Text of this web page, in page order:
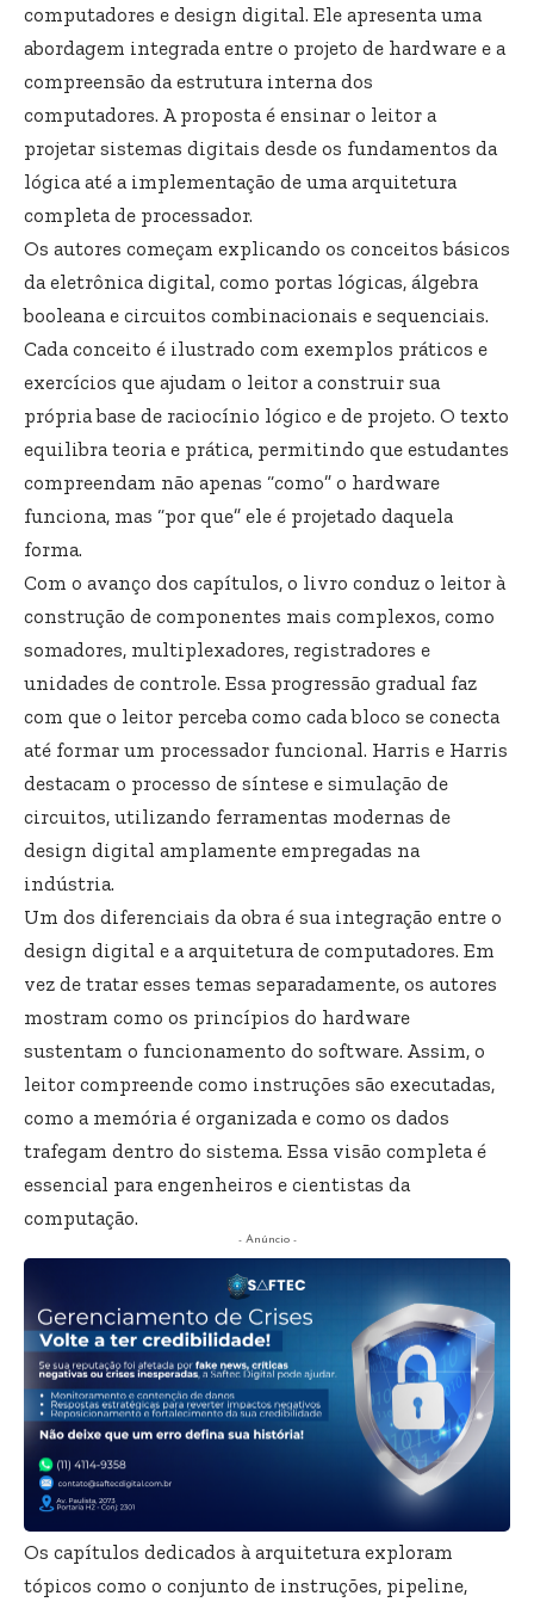
computadores e design digital. Ele apresenta uma
abordagem integrada entre o projeto de hardware e a
compreensão da estrutura interna dos
computadores. A proposta é ensinar o leitor a
projetar sistemas digitais desde os fundamentos da
lógica até a implementação de uma arquitetura
completa de processador.
Os autores começam explicando os conceitos básicos
da eletrônica digital, como portas lógicas, álgebra
booleana e circuitos combinacionais e sequenciais.
Cada conceito é ilustrado com exemplos práticos e
exercícios que ajudam o leitor a construir sua
própria base de raciocínio lógico e de projeto. O texto
equilibra teoria e prática, permitindo que estudantes
compreendam não apenas “como” o hardware
funciona, mas “por que” ele é projetado daquela
forma.
Com o avanço dos capítulos, o livro conduz o leitor à
construção de componentes mais complexos, como
somadores, multiplexadores, registradores e
unidades de controle. Essa progressão gradual faz
com que o leitor perceba como cada bloco se conecta
até formar um processador funcional. Harris e Harris
destacam o processo de síntese e simulação de
circuitos, utilizando ferramentas modernas de
design digital amplamente empregadas na
indústria.
Um dos diferenciais da obra é sua integração entre o
design digital e a arquitetura de computadores. Em
vez de tratar esses temas separadamente, os autores
mostram como os princípios do hardware
sustentam o funcionamento do software. Assim, o
leitor compreende como instruções são executadas,
como a memória é organizada e como os dados
trafegam dentro do sistema. Essa visão completa é
essencial para engenheiros e cientistas da
computação.
- Anúncio -
Os capítulos dedicados à arquitetura exploram
tópicos como o conjunto de instruções, pipeline,